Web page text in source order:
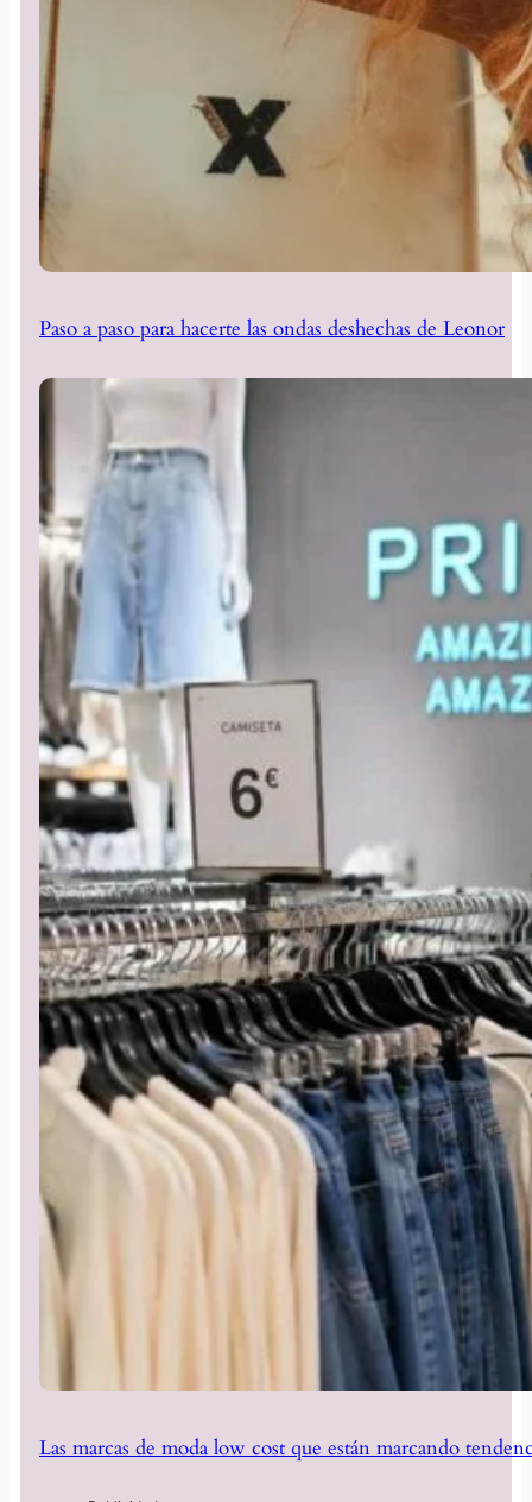
Paso a paso para hacerte las ondas deshechas de Leonor
Las marcas de moda low cost que están marcando